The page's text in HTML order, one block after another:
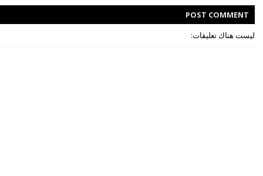
POST COMMENT
ليست هناك تعليقات: